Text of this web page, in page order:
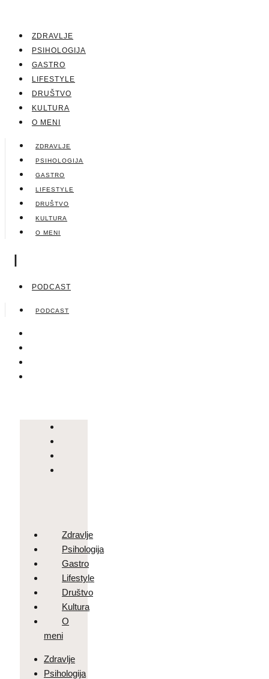
ZDRAVLJE
PSIHOLOGIJA
GASTRO
LIFESTYLE
DRUŠTVO
KULTURA
O MENI
ZDRAVLJE
PSIHOLOGIJA
GASTRO
LIFESTYLE
DRUŠTVO
KULTURA
O MENI
|
PODCAST
PODCAST
Zdravlje
Psihologija
Gastro
Lifestyle
Društvo
Kultura
O
meni
Zdravlje
Psihologija